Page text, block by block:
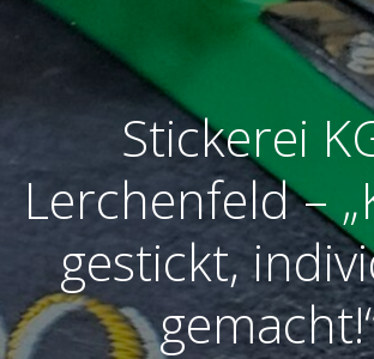
Stickerei
Lerchenfeld –
gestickt,